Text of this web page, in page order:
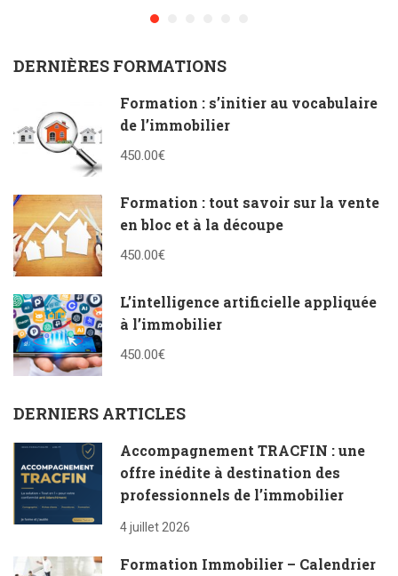
DERNIÈRES FORMATIONS
Formation : s’initier au vocabulaire
de l’immobilier
450.00€
Formation : tout savoir sur la vente
en bloc et à la découpe
450.00€
L’intelligence artificielle appliquée
à l’immobilier
450.00€
DERNIERS ARTICLES
Accompagnement TRACFIN : une
offre inédite à destination des
professionnels de l’immobilier
4 juillet 2026
Formation Immobilier – Calendrier